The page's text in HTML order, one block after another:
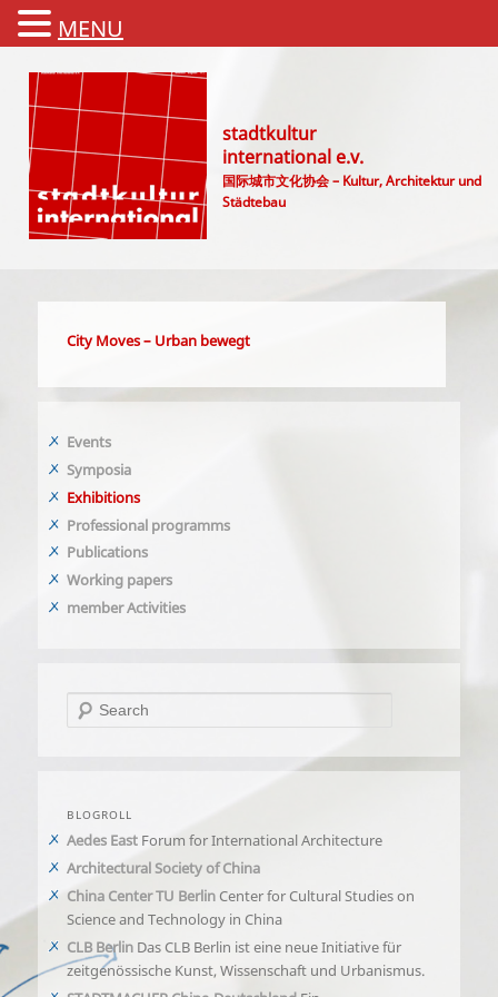
stadtkultur
international e.v.
国际城市文化协会 – Kultur, Architektur und
Städtebau
City Moves – Urban bewegt
Events
Symposia
Exhibitions
Professional programms
Publications
Working papers
member Activities
Search
BLOGROLL
Aedes East Forum for International Architecture
Architectural Society of China
China Center TU Berlin Center for Cultural Studies on
Science and Technology in China
CLB Berlin Das CLB Berlin ist eine neue Initiative für
zeitgenössische Kunst, Wissenschaft und Urbanismus.
MENU